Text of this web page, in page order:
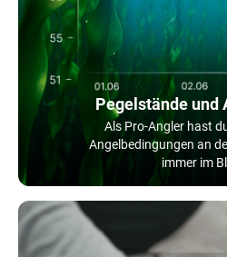
Pegelstände und
Als Pro-Angler hast
Angelbedingungen an
immer im